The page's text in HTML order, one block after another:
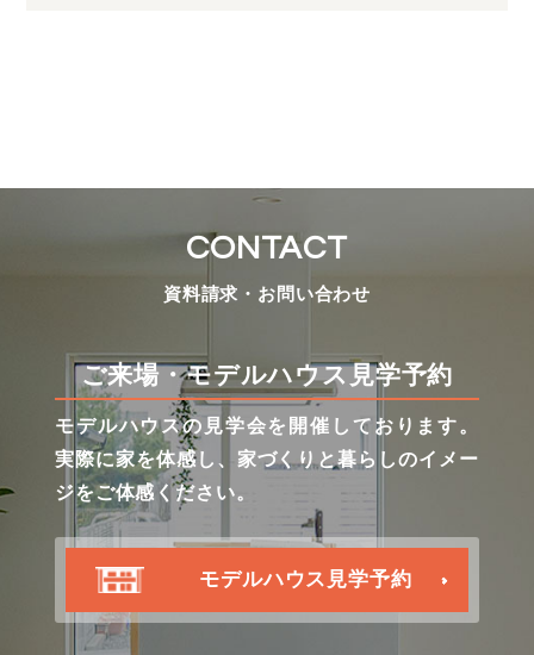
CONTACT
資料請求・お問い合わせ
ご来場・モデルハウス見学予約
モデルハウスの見学会を開催しております。
実際に家を体感し、家づくりと暮らしのイメー
ジをご体感ください。
モデルハウス見学予約